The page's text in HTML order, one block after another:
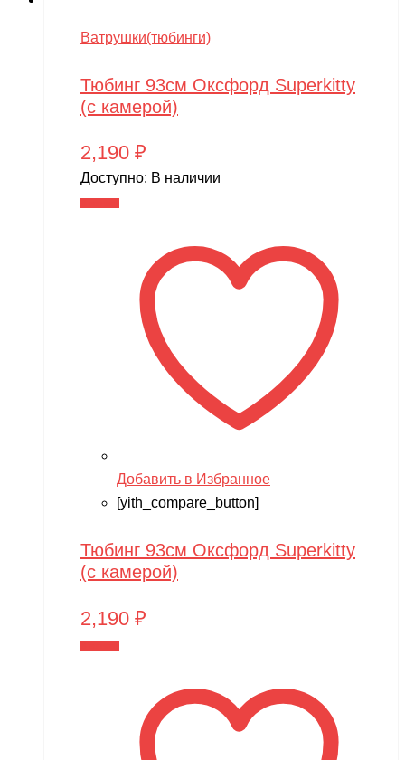
Ватрушки(тюбинги)
Тюбинг 93см Оксфорд Superkitty
(с камерой)
2,190 ₽
Доступно: В наличии
Добавить в Избранное
[yith_compare_button]
Тюбинг 93см Оксфорд Superkitty
(с камерой)
2,190 ₽